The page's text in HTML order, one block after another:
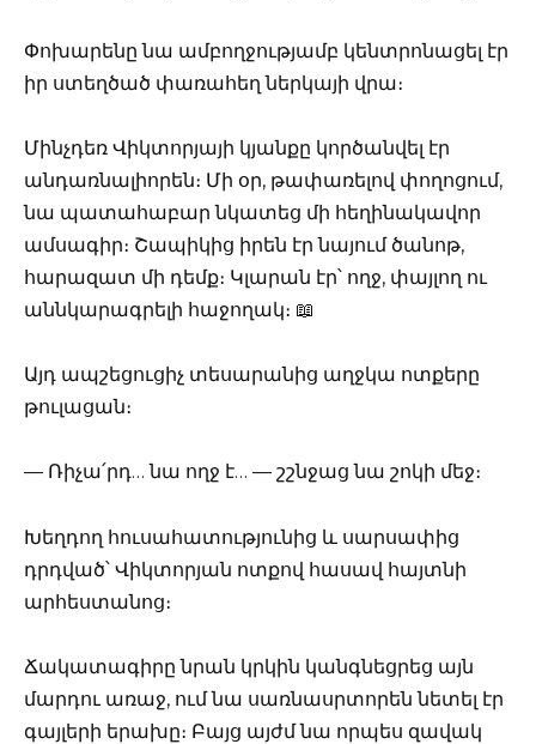
Փոխարենը նա ամբողջությամբ կենտրոնացել էր
իր ստեղծած փառահեղ ներկայի վրա։
Մինչդեռ Վիկտորյայի կյանքը կործանվել էր
անդառնալիորեն։ Մի օր, թափառելով փողոցում,
նա պատահաբար նկատեց մի հեղինակավոր
ամսագիր։ Շապիկից իրեն էր նայում ծանոթ,
հարազատ մի դեմք։ Կլարան էր՝ ողջ, փայլող ու
աննկարագրելի հաջողակ։ 📖
Այդ ապշեցուցիչ տեսարանից աղջկա ոտքերը
թուլացան։
— Ռիչա՛րդ… նա ողջ է… — շշնջաց նա շոկի մեջ։
Խեղդող հուսահատությունից և սարսափից
դրդված՝ Վիկտորյան ոտքով հասավ հայտնի
արհեստանոց։
Ճակատագիրը նրան կրկին կանգնեցրեց այն
մարդու առաջ, ում նա սառնասրտորեն նետել էր
գայլերի երախը։ Բայց այժմ նա որպես զավակ